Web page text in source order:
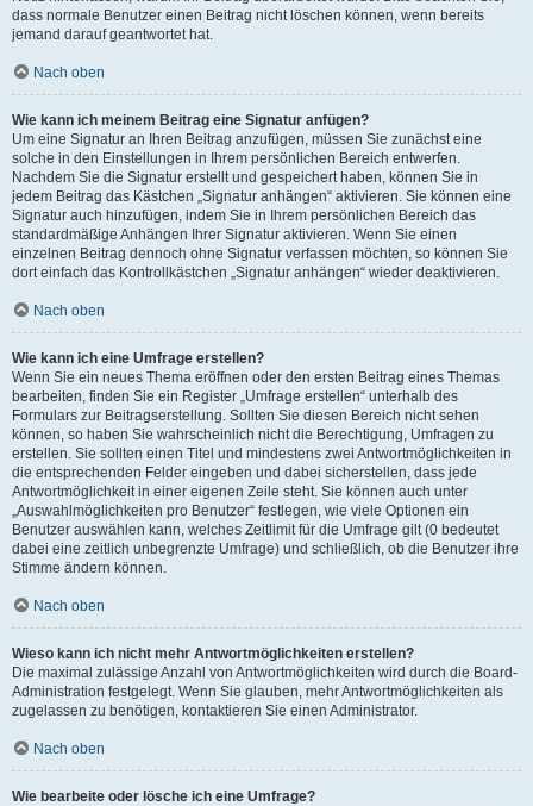
dass normale Benutzer einen Beitrag nicht löschen können, wenn bereits
jemand darauf geantwortet hat.
Nach oben
Wie kann ich meinem Beitrag eine Signatur anfügen?
Um eine Signatur an Ihren Beitrag anzufügen, müssen Sie zunächst eine
solche in den Einstellungen in Ihrem persönlichen Bereich entwerfen.
Nachdem Sie die Signatur erstellt und gespeichert haben, können Sie in
jedem Beitrag das Kästchen „Signatur anhängen“ aktivieren. Sie können eine
Signatur auch hinzufügen, indem Sie in Ihrem persönlichen Bereich das
standardmäßige Anhängen Ihrer Signatur aktivieren. Wenn Sie einen
einzelnen Beitrag dennoch ohne Signatur verfassen möchten, so können Sie
dort einfach das Kontrollkästchen „Signatur anhängen“ wieder deaktivieren.
Nach oben
Wie kann ich eine Umfrage erstellen?
Wenn Sie ein neues Thema eröffnen oder den ersten Beitrag eines Themas
bearbeiten, finden Sie ein Register „Umfrage erstellen“ unterhalb des
Formulars zur Beitragserstellung. Sollten Sie diesen Bereich nicht sehen
können, so haben Sie wahrscheinlich nicht die Berechtigung, Umfragen zu
erstellen. Sie sollten einen Titel und mindestens zwei Antwortmöglichkeiten in
die entsprechenden Felder eingeben und dabei sicherstellen, dass jede
Antwortmöglichkeit in einer eigenen Zeile steht. Sie können auch unter
„Auswahlmöglichkeiten pro Benutzer“ festlegen, wie viele Optionen ein
Benutzer auswählen kann, welches Zeitlimit für die Umfrage gilt (0 bedeutet
dabei eine zeitlich unbegrenzte Umfrage) und schließlich, ob die Benutzer ihre
Stimme ändern können.
Nach oben
Wieso kann ich nicht mehr Antwortmöglichkeiten erstellen?
Die maximal zulässige Anzahl von Antwortmöglichkeiten wird durch die Board-
Administration festgelegt. Wenn Sie glauben, mehr Antwortmöglichkeiten als
zugelassen zu benötigen, kontaktieren Sie einen Administrator.
Nach oben
Wie bearbeite oder lösche ich eine Umfrage?